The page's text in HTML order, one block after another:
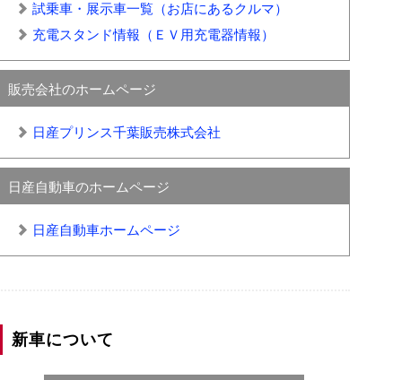
試乗車・展示車一覧（お店にあるクルマ）
充電スタンド情報（ＥＶ用充電器情報）
販売会社のホームページ
日産プリンス千葉販売株式会社
日産自動車のホームページ
日産自動車ホームページ
新車について